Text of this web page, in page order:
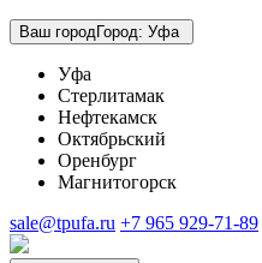
Ваш городГород: Уфа
Уфа
Стерлитамак
Нефтекамск
Октябрьский
Оренбург
Магнитогорск
sale@tpufa.ru +7 965 929-71-89